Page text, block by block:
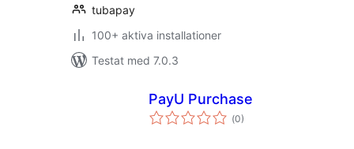
tubapay
100+ aktiva installationer
Testat med 7.0.3
PayU Purchase
(Totalt
antal
0)